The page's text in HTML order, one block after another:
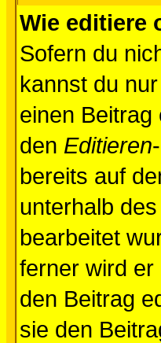
Wie editiere
Sofern du
kannst du
einen
den Editieren
bereits auf
unterhalb
bearbeitet
ferner wird er
den Beitrag
sie den